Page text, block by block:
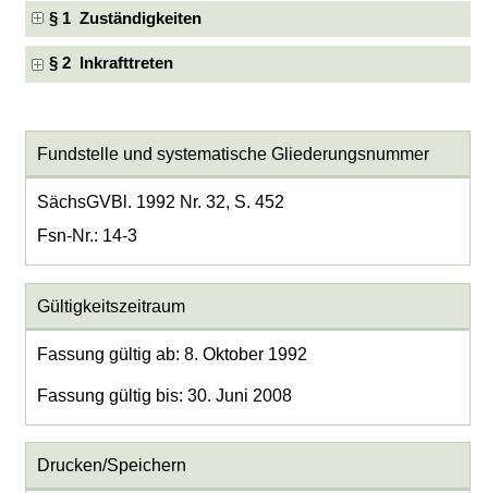
§ 1 Zuständigkeiten
§ 2 Inkrafttreten
Fundstelle und systematische Gliederungsnummer
SächsGVBl. 1992 Nr. 32, S. 452
Fsn-Nr.: 14-3
Gültigkeitszeitraum
Fassung gültig ab: 8. Oktober 1992
Fassung gültig bis: 30. Juni 2008
Drucken/Speichern